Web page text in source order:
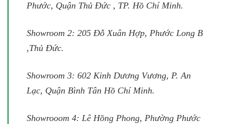
Phước, Quận Thủ Đức , TP. Hồ Chí Minh.
Showroom 2: 205 Đỗ Xuân Hợp, Phước Long B
,Thủ Đức.
Showroom 3: 602 Kinh Dương Vương, P. An
Lạc, Quận Bình Tân Hồ Chí Minh.
Showrooom 4: Lê Hồng Phong, Phường Phước